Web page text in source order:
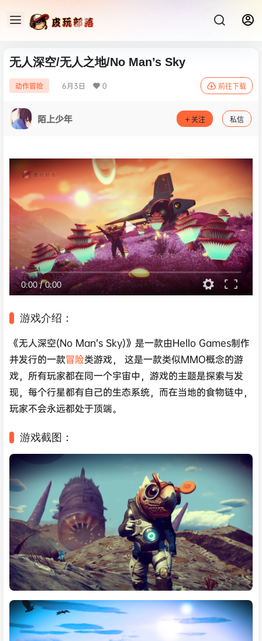
无人深空/无人之地/No Man’s Sky
动作冒险 6月3日 0 前往下载
陌上少年 关注 私信
0:00/0:00
游戏介绍：
《无人深空(No Man’s Sky)》是一款由Hello Games制作
并发行的一款冒险类游戏， 这是一款类似MMO概念的游
戏，所有玩家都在同一个宇宙中，游戏的主题是探索与发
现，每个行星都有自己的生态系统，而在当地的食物链中，
玩家不会永远都处于顶端。
游戏截图：